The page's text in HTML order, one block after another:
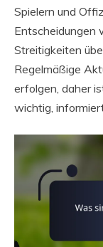
Spielern und
Entscheidungen
Streitigkeiten
Regelmäßige
erfolgen, daher
wichtig,